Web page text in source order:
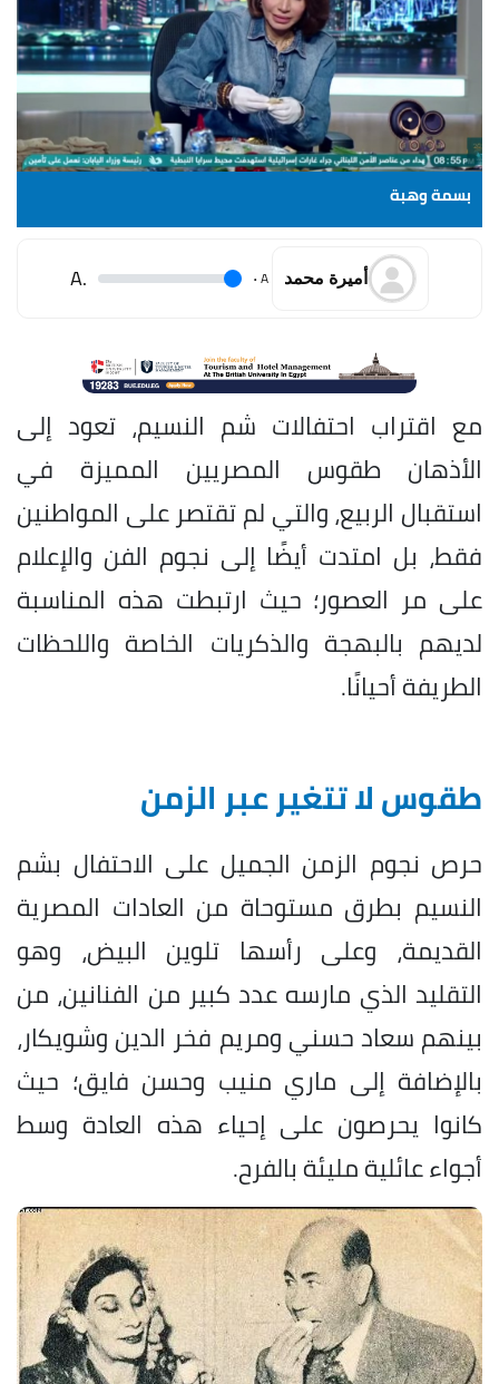
بسمة وهبة
أميرة محمد A
.
.A
مع اقتراب احتفالات شم النسيم، تعود إلى
الأذهان طقوس المصريين المميزة في
استقبال الربيع، والتي لم تقتصر على المواطنين
فقط، بل امتدت أيضًا إلى نجوم الفن والإعلام
على مر العصور؛ حيث ارتبطت هذه المناسبة
لديهم بالبهجة والذكريات الخاصة واللحظات
الطريفة أحيانًا.
طقوس لا تتغير عبر الزمن
حرص نجوم الزمن الجميل على الاحتفال بشم
النسيم بطرق مستوحاة من العادات المصرية
القديمة، وعلى رأسها تلوين البيض، وهو
التقليد الذي مارسه عدد كبير من الفنانين، من
بينهم سعاد حسني ومريم فخر الدين وشويكار،
بالإضافة إلى ماري منيب وحسن فايق؛ حيث
كانوا يحرصون على إحياء هذه العادة وسط
أجواء عائلية مليئة بالفرح.